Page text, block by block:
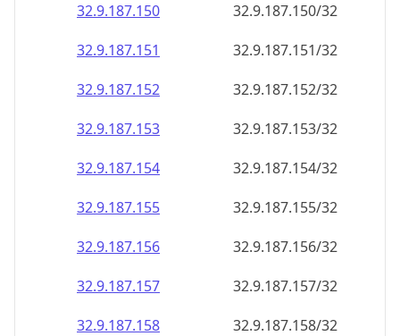
32.9.187.150
32.9.187.150/32
32.9.187.151
32.9.187.151/32
32.9.187.152
32.9.187.152/32
32.9.187.153
32.9.187.153/32
32.9.187.154
32.9.187.154/32
32.9.187.155
32.9.187.155/32
32.9.187.156
32.9.187.156/32
32.9.187.157
32.9.187.157/32
32.9.187.158
32.9.187.158/32